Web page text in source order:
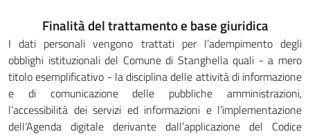
Finalità del trattamento e base giuridica
I dati personali vengono trattati per l’adempimento degli
obblighi istituzionali del Comune di Stanghella quali - a mero
titolo esemplificativo - la disciplina delle attività di informazione
e di comunicazione delle pubbliche amministrazioni,
l’accessibilità dei servizi ed informazioni e l’implementazione
dell’Agenda digitale derivante dall’applicazione del Codice